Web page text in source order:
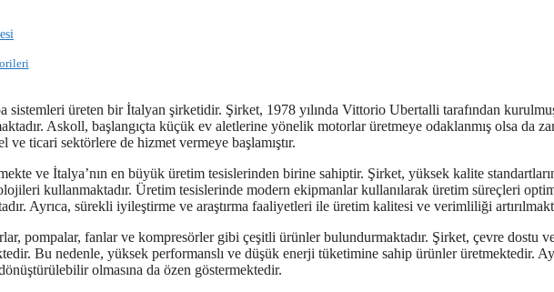
üreten bir İtalyan şirketidir. Şirket, 1978 yılında Vittorio Ubertalli tarafından
Askoll, başlangıçta küçük ev aletlerine yönelik motorlar üretmeye odaklanmış olsa da
ticari sektörlere de hizmet vermeye başlamıştır.
ve İtalya’nın en büyük üretim tesislerinden birine sahiptir. Şirket, yüksek kalite
kullanmaktadır. Üretim tesislerinde modern ekipmanlar kullanılarak üretim süreçleri
Ayrıca, sürekli iyileştirme ve araştırma faaliyetleri ile üretim kalitesi ve verimliliği
pompalar, fanlar ve kompresörler gibi çeşitli ürünler bulundurmaktadır. Şirket, çevre dostu
Bu nedenle, yüksek performanslı ve düşük enerji tüketimine sahip ürünler üretmektedir.
olmasına da özen göstermektedir.